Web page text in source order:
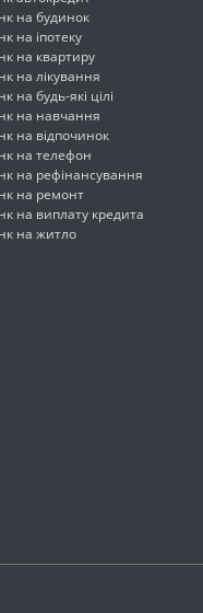
на будинок
на іпотеку
на квартиру
на лікування
на будь-які цілі
на навчання
на відпочинок
на телефон
на рефінансування
на ремонт
на виплату кредита
на житло